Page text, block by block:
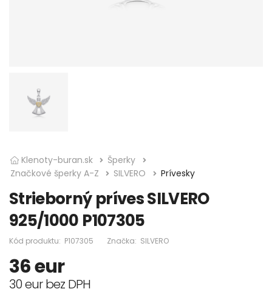
Klenoty-buran.sk
Šperky
Značkové šperky A-Z
SILVERO Prívesky
Strieborný príves SILVERO
925/1000 P107305
Kód produktu: P107305 Značka: SILVERO
36eur
30 eur bez DPH